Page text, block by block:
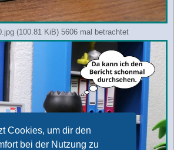
Cookies, um dir den
bei der Nutzung zu
(100.81 KiB) 5606 mal betrachtet